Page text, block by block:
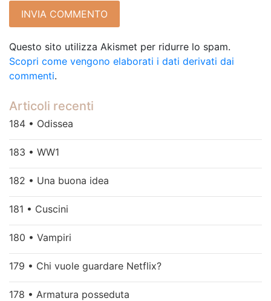
Questo sito utilizza Akismet per ridurre lo spam.
Scopri come vengono elaborati i dati derivati dai
commenti.
Articoli recenti
184 • Odissea
183 • WW1
182 • Una buona idea
181 • Cuscini
180 • Vampiri
179 • Chi vuole guardare Netflix?
178 • Armatura posseduta